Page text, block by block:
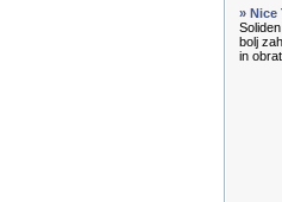
» Nice
bolj
in